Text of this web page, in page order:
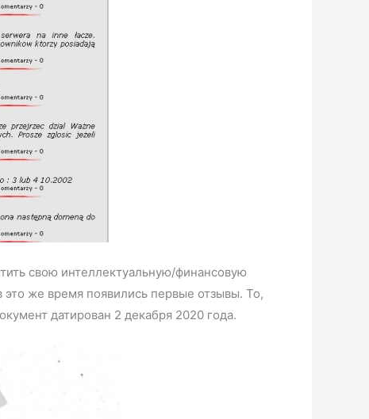
свою интеллектуальную/финансовую
же время появились первые отзывы. То,
датирован 2 декабря 2020 года.